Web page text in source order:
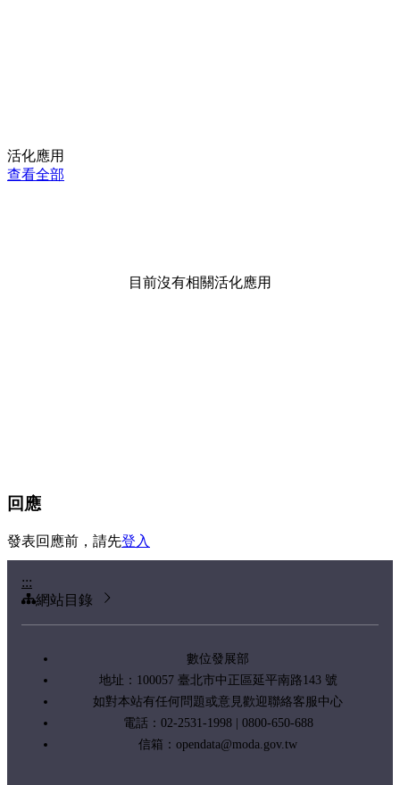
活化應用
查看全部
目前沒有相關活化應用
回應
發表回應前，請先登入
:::
網站目錄
數位發展部
地址：100057 臺北市中正區延平南路143 號
如對本站有任何問題或意見歡迎聯絡客服中心
電話：02-2531-1998 | 0800-650-688
信箱： opendata@moda.gov.tw